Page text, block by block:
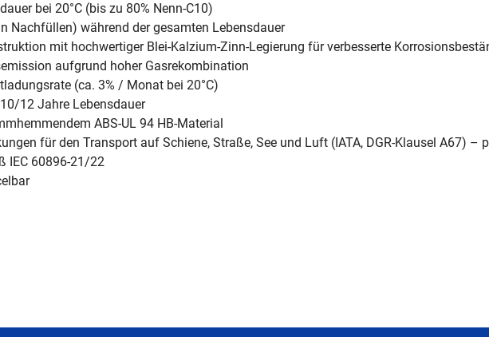
bei 20°C (bis zu 80% Nenn-C10)
Nachfüllen) während der gesamten Lebensdauer
mit hochwertiger Blei-Kalzium-Zinn-Legierung für verbesserte
aufgrund hoher Gasrekombination
(ca. 3% / Monat bei 20°C)
10/12 Jahre Lebensdauer
ABS-UL 94 HB-Material
für den Transport auf Schiene, Straße, See und Luft (IATA, DGR-Klausel A67)
IEC 60896-21/22